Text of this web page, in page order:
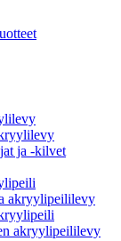
ja -kilvet
akryylipeililevy
akryylipeililevy